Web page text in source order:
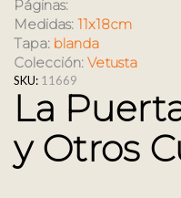
Páginas:
Medidas: 11x18cm
Tapa: blanda
Colección: Vetusta
SKU: 11669
La
y Otros